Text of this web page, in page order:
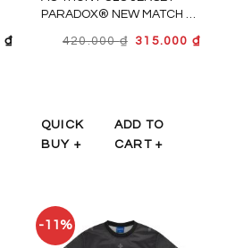
₫
PARADOX® NEW MATCH –
420.000₫ GIÁ
315.000 ₫GIÁ
QUICK
BUY +
ADD TO
CART +
-11%